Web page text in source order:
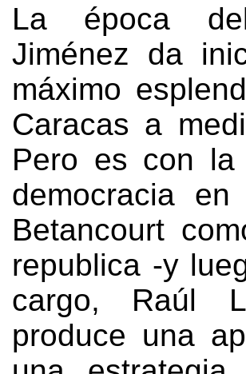
La época
Jiménez da
máximo
Caracas a
Pero es con la
democracia en
Betancourt
republica -y
cargo, Raúl
produce una